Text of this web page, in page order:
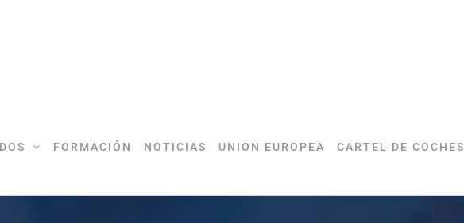
FORMACIÓN NOTICIAS UNION EUROPEA CARTEL DE COCHES